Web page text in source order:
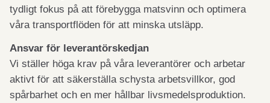
tydligt fokus på att förebygga matsvinn och optimera
våra transportflöden för att minska utsläpp.
Ansvar för leverantörskedjan
Vi ställer höga krav på våra leverantörer och arbetar
aktivt för att säkerställa schysta arbetsvillkor, god
spårbarhet och en mer hållbar livsmedelsproduktion.